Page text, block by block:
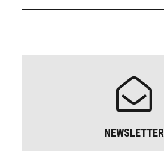
NEWSLETTER